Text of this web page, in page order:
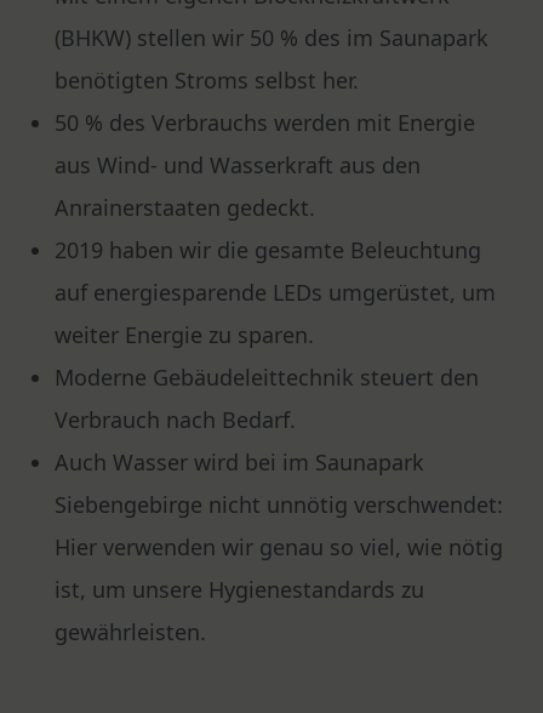
(BHKW) stellen wir 50 % des im Saunapark
benötigten Stroms selbst her.
50 % des Verbrauchs werden mit Energie
aus Wind- und Wasserkraft aus den
Anrainerstaaten gedeckt.
2019 haben wir die gesamte Beleuchtung
auf energiesparende LEDs umgerüstet, um
weiter Energie zu sparen.
Moderne Gebäudeleittechnik steuert den
Verbrauch nach Bedarf.
Auch Wasser wird bei im Saunapark
Siebengebirge nicht unnötig verschwendet:
Hier verwenden wir genau so viel, wie nötig
ist, um unsere Hygienestandards zu
gewährleisten.